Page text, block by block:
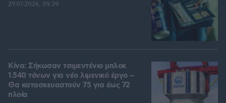
29.07.2026, 09:39
Κίνα: Σήκωσαν τσιμεντένιο μπλοκ
1.540 τόνων για νέο λιμενικό έργο –
Θα κατασκευαστούν 75 για έως 72
πλοία